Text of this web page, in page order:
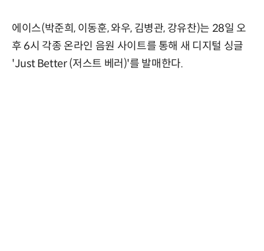
에이스(박준희, 이동훈, 와우, 김병관, 강유찬)는 28일 오
후 6시 각종 온라인 음원 사이트를 통해 새 디지털 싱글
'Just Better (저스트 베러)'를 발매한다.